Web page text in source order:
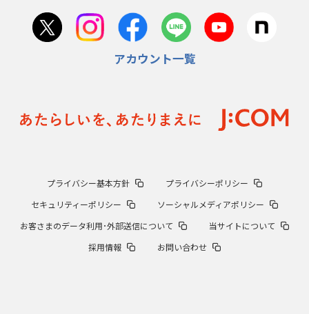
アカウント一覧
プライバシー基本方針
プライバシーポリシー
セキュリティーポリシー
ソーシャルメディアポリシー
お客さまのデータ利用･外部送信について
当サイトについて
採用情報
お問い合わせ